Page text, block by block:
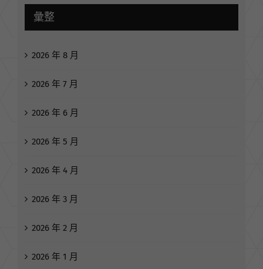
彙整
2026 年 8 月
2026 年 7 月
2026 年 6 月
2026 年 5 月
2026 年 4 月
2026 年 3 月
2026 年 2 月
2026 年 1 月